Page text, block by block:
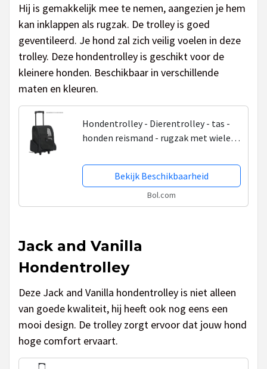
Hij is gemakkelijk mee te nemen, aangezien je hem
kan inklappen als rugzak. De trolley is goed
geventileerd. Je hond zal zich veilig voelen in deze
trolley. Deze hondentrolley is geschikt voor de
kleinere honden. Beschikbaar in verschillende
maten en kleuren.
Hondentrolley - Dierentrolley - tas -
honden reismand - rugzak met wielen -
Bekijk Beschikbaarheid
Bol.com
Jack and Vanilla
Hondentrolley
Deze Jack and Vanilla hondentrolley is niet alleen
van goede kwaliteit, hij heeft ook nog eens een
mooi design. De trolley zorgt ervoor dat jouw hond
hoge comfort ervaart.